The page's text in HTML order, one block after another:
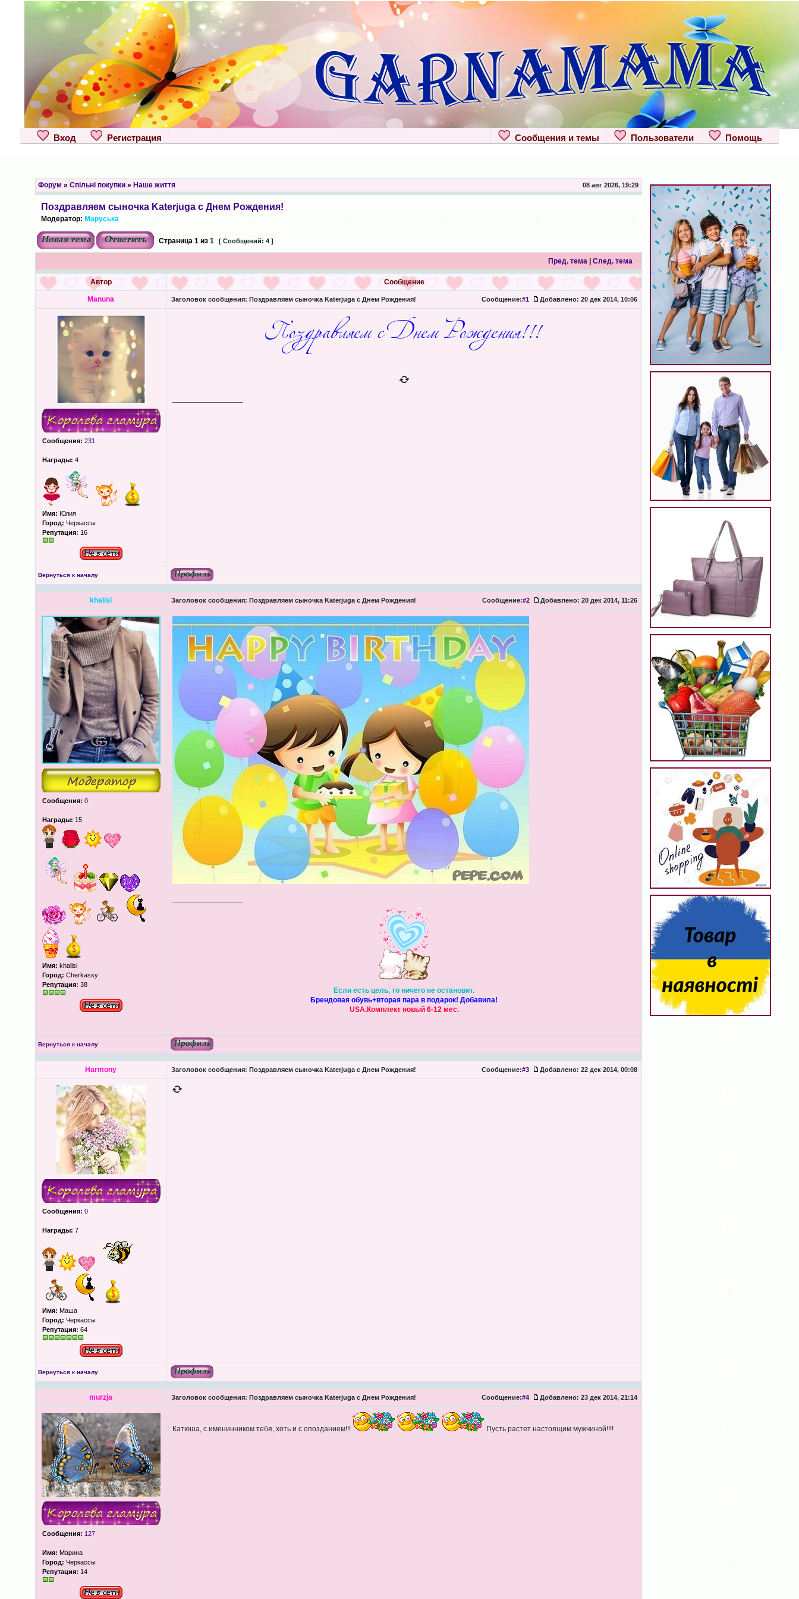
Вход Регистрация Помощь
Пользователи
Сообщения и темы
Форум » Спільні покупки» Наше життя 08 авг 2026, 19:29
Поздравляем сыночка Katerjuga с Днем Рождения!
Модератор: Маруська
Страница 1из 1 [ Сообщений: 4 ]
Пред. тема| След. тема
Автор Сообщение
Manuna Заголовок сообщения: Поздравляем сыночка Katerjuga с Днем Рождения! Сообщение:#1 Добавлено: 20 дек 2014, 10:06
Сообщения: 231
Награды: 4
Имя: Юлия
Город: Черкассы
Репутация: 16
Вернуться к началу
khalisi Заголовок сообщения: Поздравляем сыночка Katerjuga с Днем Рождения! Сообщение:#2 Добавлено: 20 дек 2014, 11:26
Сообщения: 0
Награды: 15
Имя: khalisi
Город: Cherkassy
Репутация: 38
Если есть цель, то ничего не остановит.
Брендовая обувь+вторая пара в подарок! Добавила!
USA.Комплект новый 6-12 мес.
Вернуться к началу
Harmony Заголовок сообщения: Поздравляем сыночка Katerjuga с Днем Рождения! Сообщение:#3 Добавлено: 22 дек 2014, 00:08
Сообщения: 0
Награды: 7
Имя: Маша
Город: Черкассы
Репутация: 64
Вернуться к началу
murzja Заголовок сообщения: Поздравляем сыночка Katerjuga с Днем Рождения! Сообщение:#4 Добавлено: 23 дек 2014, 21:14
Сообщения: 127
Имя: Марина
Город: Черкассы
Репутация: 14
Катюша, с именинником тебя, хоть и с опозданием!!! Пусть растет настоящим мужчиной!!!!